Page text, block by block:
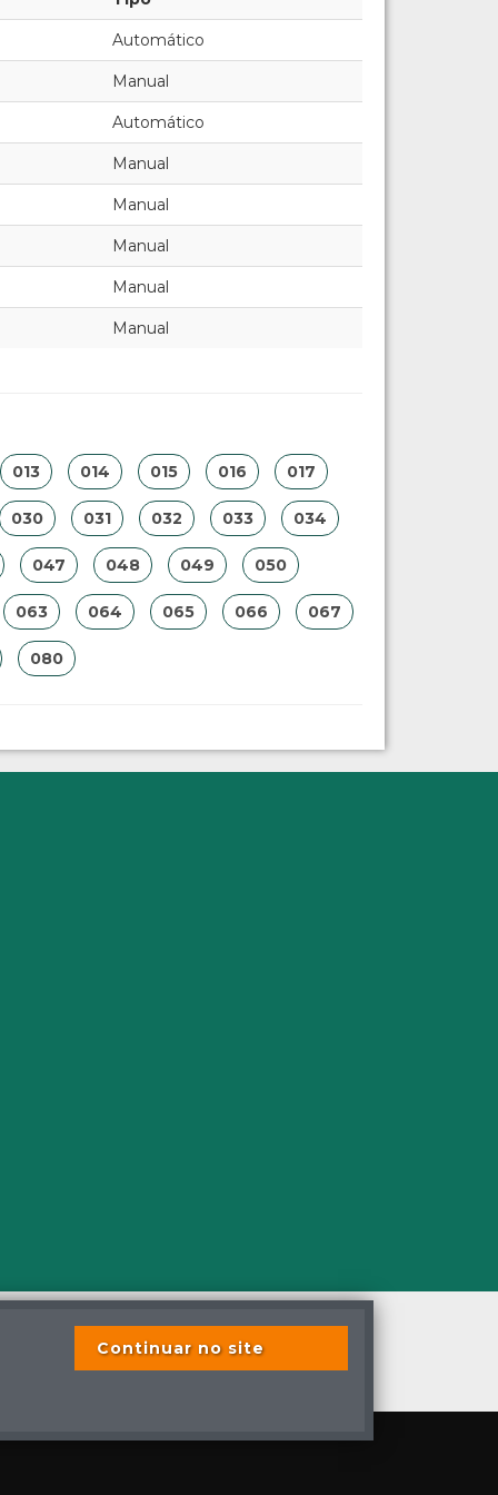
Automático
Manual
Automático
Manual
Manual
Manual
Manual
Manual
013 014 015 016 017
030 031 032 033 034
047 048 049 050
063 064 065 066 067
080
os direitos reservados
Continuar no site